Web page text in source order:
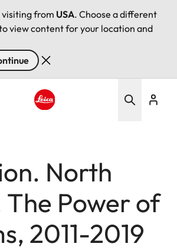
from USA. Choose a different
view content for your location and
North
The Power of
2011-2019